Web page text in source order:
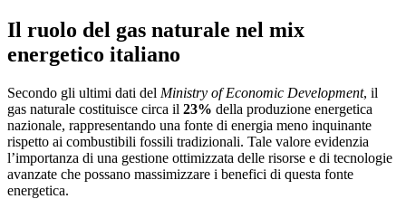
Il ruolo del gas naturale nel mix
energetico italiano
Secondo gli ultimi dati del Ministry of Economic Development, il
gas naturale costituisce circa il 23% della produzione energetica
nazionale, rappresentando una fonte di energia meno inquinante
rispetto ai combustibili fossili tradizionali. Tale valore evidenzia
l’importanza di una gestione ottimizzata delle risorse e di tecnologie
avanzate che possano massimizzare i benefici di questa fonte
energetica.